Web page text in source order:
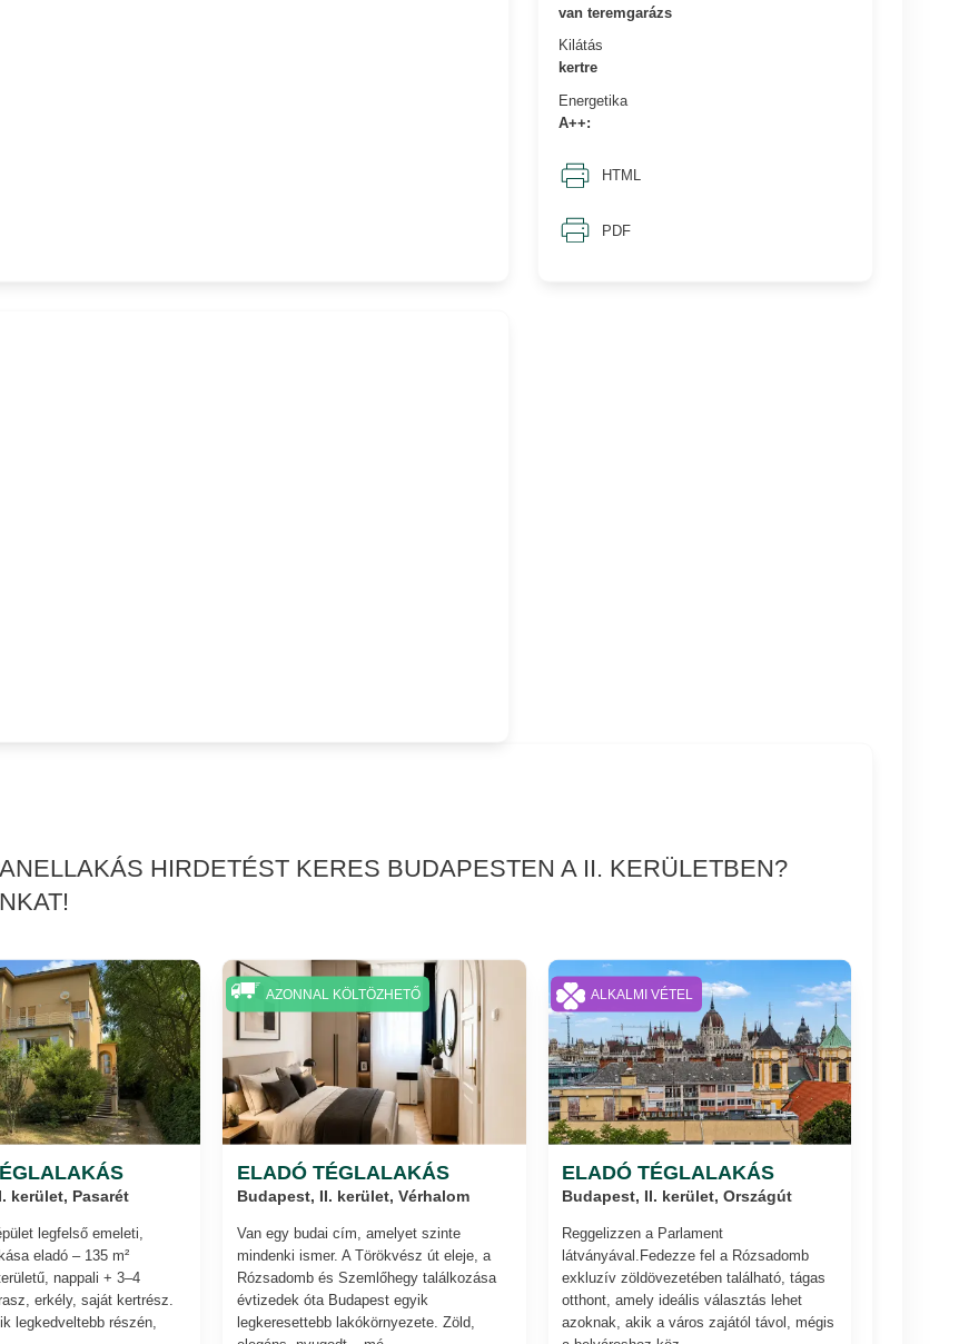
van teremgarázs
Kilátás
kertre
Energetika
A++:
HTML
PDF
HIRDETÉST KERES BUDAPESTEN A II. KERÜLETBEN?
kerület, Pasarét
legfelső emeleti,
eladó – 135 m²
nappali + 3–4
erkély, saját kertrész.
legkedveltebb részén,
ELADÓ TÉGLALAKÁS
Budapest, II. kerület, Vérhalom
Van egy budai cím, amelyet szinte
mindenki ismer. A Törökvész út eleje, a
Rózsadomb és Szemlőhegy találkozása
évtizedek óta Budapest egyik
legkeresettebb lakókörnyezete. Zöld,
AZONNAL KÖLTÖZHETŐ
ELADÓ TÉGLALAKÁS
Budapest, II. kerület, Országút
Reggelizzen a Parlament
látványával.Fedezze fel a Rózsadomb
exkluzív zöldövezetében található, tágas
otthont, amely ideális választás lehet
azoknak, akik a város zajától távol, mégis
ALKALMI VÉTEL